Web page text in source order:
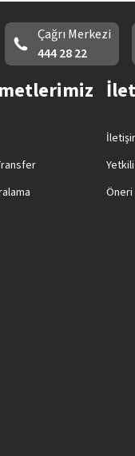
Çağrı Merkezi
444 28 22
Öneri